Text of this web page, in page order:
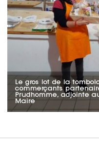
Le gros lot de la
commerçants
Prudhomme, adjointe
Maire